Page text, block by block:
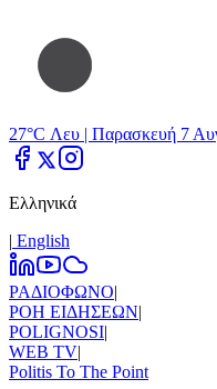
27°C Λευ | Παρασκευή 7
Ελληνικά
| Εnglish
ΡΑΔΙΟΦΩΝΟ|
ΡΟΗ ΕΙΔΗΣΕΩΝ|
POLIGNOSI|
WEB TV|
Politis To The Point